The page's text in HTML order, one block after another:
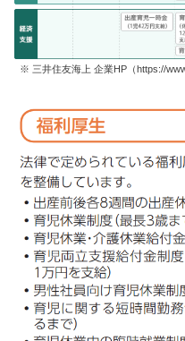
※ 三井住友海上 企業HP（https://